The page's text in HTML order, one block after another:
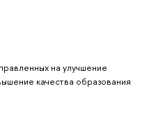
на улучшение
качества образования